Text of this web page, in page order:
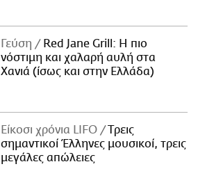
Γεύση
Red Jane Grill: Η πιο
νόστιμη και χαλαρή αυλή στα
Χανιά (ίσως και στην Ελλάδα)
Είκοσι χρόνια LIFO
Tρεις
σημαντικοί Έλληνες μουσικοί, τρεις
μεγάλες απώλειες